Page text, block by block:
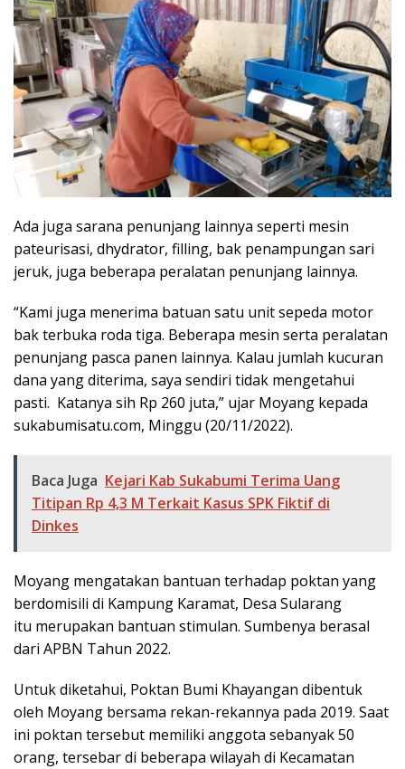
Ada juga sarana penunjang lainnya seperti mesin
pateurisasi, dhydrator, filling, bak penampungan sari
jeruk, juga beberapa peralatan penunjang lainnya.
“Kami juga menerima batuan satu unit sepeda motor
bak terbuka roda tiga. Beberapa mesin serta peralatan
penunjang pasca panen lainnya. Kalau jumlah kucuran
dana yang diterima, saya sendiri tidak mengetahui
pasti. Katanya sih Rp 260 juta,” ujar Moyang kepada
sukabumisatu.com, Minggu (20/11/2022).
Baca Juga Kejari Kab Sukabumi Terima Uang
Titipan Rp 4,3 M Terkait Kasus SPK Fiktif di
Dinkes
Moyang mengatakan bantuan terhadap poktan yang
berdomisili di Kampung Karamat, Desa Sularang
itu merupakan bantuan stimulan. Sumbenya berasal
dari APBN Tahun 2022.
Untuk diketahui, Poktan Bumi Khayangan dibentuk
oleh Moyang bersama rekan-rekannya pada 2019. Saat
ini poktan tersebut memiliki anggota sebanyak 50
orang, tersebar di beberapa wilayah di Kecamatan